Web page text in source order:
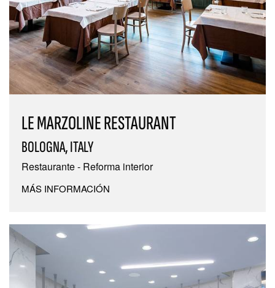
LE MARZOLINE RESTAURANT
BOLOGNA, ITALY
Restaurante - Reforma interior
MÁS INFORMACIÓN